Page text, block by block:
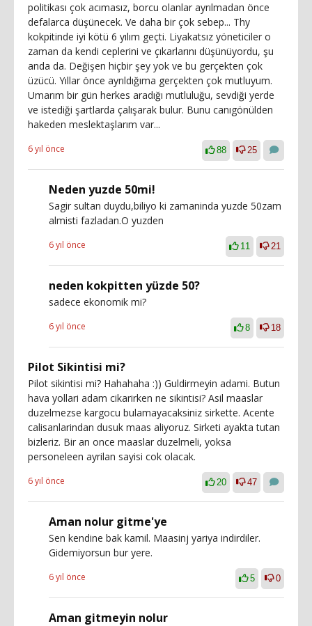
politikası çok acımasız, borcu olanlar ayrılmadan önce
defalarca düşünecek. Ve daha bir çok sebep... Thy
kokpitinde iyi kötü 6 yılım geçti. Liyakatsız yöneticiler o
zaman da kendi ceplerini ve çıkarlarını düşünüyordu, şu
anda da. Değişen hiçbir şey yok ve bu gerçekten çok
üzücü. Yıllar önce ayrıldığıma gerçekten çok mutluyum.
Umarım bir gün herkes aradığı mutluluğu, sevdiği yerde
ve istediği şartlarda çalışarak bulur. Bunu canıgönülden
hakeden meslektaşlarım var...
6 yıl önce 88 25
Neden yuzde 50mi!
Sagir sultan duydu,biliyo ki zamaninda yuzde 50zam
almisti fazladan.O yuzden
6 yıl önce 11 21
neden kokpitten yüzde 50?
sadece ekonomik mi?
6 yıl önce 8 18
Pilot Sikintisi mi?
Pilot sikintisi mi? Hahahaha :)) Guldirmeyin adami. Butun
hava yollari adam cikarirken ne sikintisi? Asil maaslar
duzelmezse kargocu bulamayacaksiniz sirkette. Acente
calisanlarindan dusuk maas aliyoruz. Sirketi ayakta tutan
bizleriz. Bir an once maaslar duzelmeli, yoksa
personeleen ayrilan sayisi cok olacak.
6 yıl önce 20 47
Aman nolur gitme'ye
Sen kendine bak kamil. Maasinj yariya indirdiler.
Gidemiyorsun bur yere.
6 yıl önce 5 0
Aman gitmeyin nolur